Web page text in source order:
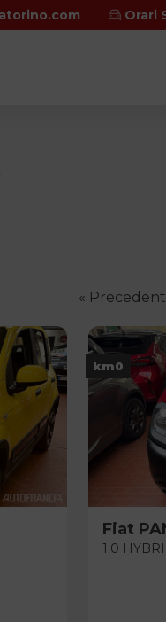
Orari
«
Fiat
1.0
km0